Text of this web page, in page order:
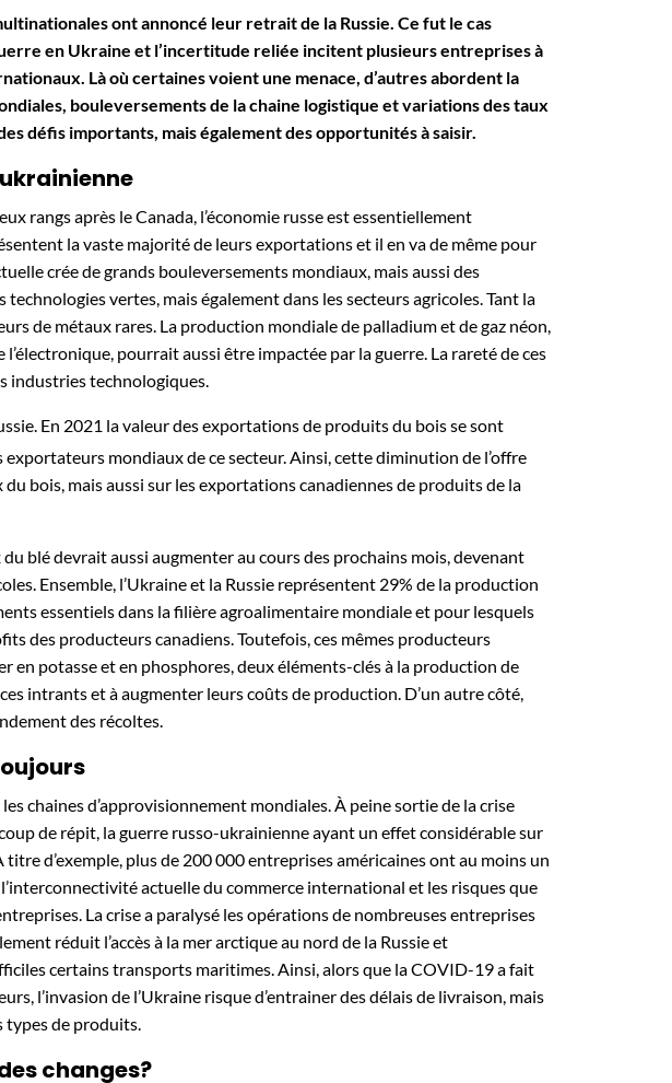
ont annoncé leur retrait de la Russie. Ce fut le cas
en Ukraine et l’incertitude reliée incitent plusieurs entreprises à
Là où certaines voient une menace, d’autres abordent la
bouleversements de la chaine logistique et variations des taux
défis importants, mais également des opportunités à saisir.
rangs après le Canada, l’économie russe est essentiellement
la vaste majorité de leurs exportations et il en va de même pour
crée de grands bouleversements mondiaux, mais aussi des
vertes, mais également dans les secteurs agricoles. Tant la
de métaux rares. La production mondiale de palladium et de gaz néon,
pourrait aussi être impactée par la guerre. La rareté de ces
industries technologiques.
En 2021 la valeur des exportations de produits du bois se sont
exportateurs mondiaux de ce secteur. Ainsi, cette diminution de l’offre
bois, mais aussi sur les exportations canadiennes de produits de la
blé devrait aussi augmenter au cours des prochains mois, devenant
Ensemble, l’Ukraine et la Russie représentent 29% de la production
essentiels dans la filière agroalimentaire mondiale et pour lesquels
des producteurs canadiens. Toutefois, ces mêmes producteurs
en potasse et en phosphores, deux éléments-clés à la production de
intrants et à augmenter leurs coûts de production. D’un autre côté,
des récoltes.
chaines d’approvisionnement mondiales. À peine sortie de la crise
de répit, la guerre russo-ukrainienne ayant un effet considérable sur
d’exemple, plus de 200 000 entreprises américaines ont au moins un
actuelle du commerce international et les risques que
La crise a paralysé les opérations de nombreuses entreprises
réduit l’accès à la mer arctique au nord de la Russie et
certains transports maritimes. Ainsi, alors que la COVID-19 a fait
l’invasion de l’Ukraine risque d’entrainer des délais de livraison, mais
types de produits.
changes?